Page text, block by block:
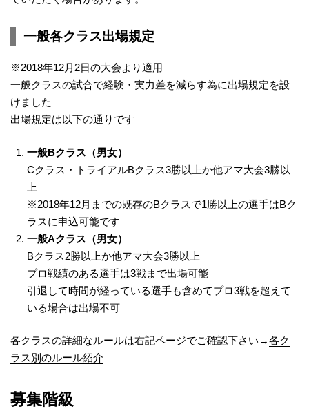
一般各クラス出場規定
※2018年12月2日の大会より適用
一般クラスの試合で経験・実力差を減らす為に出場規定を設
けました
出場規定は以下の通りです
一般Bクラス（男女）
Cクラス・トライアルBクラス3勝以上か他アマ大会3勝以
上
※2018年12月までの既存のBクラスで1勝以上の選手はBク
ラスに申込可能です
一般Aクラス（男女）
Bクラス2勝以上か他アマ大会3勝以上
プロ戦績のある選手は3戦まで出場可能
引退して時間が経っている選手も含めてプロ3戦を超えて
いる場合は出場不可
各クラスの詳細なルールは右記ページでご確認下さい→各ク
ラス別のルール紹介
募集階級